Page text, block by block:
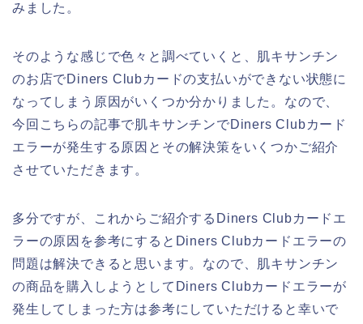
みました。
そのような感じで色々と調べていくと、肌キサンチン
のお店でDiners Clubカードの支払いができない状態に
なってしまう原因がいくつか分かりました。なので、
今回こちらの記事で肌キサンチンでDiners Clubカード
エラーが発生する原因とその解決策をいくつかご紹介
させていただきます。
多分ですが、これからご紹介するDiners Clubカードエ
ラーの原因を参考にするとDiners Clubカードエラーの
問題は解決できると思います。なので、肌キサンチン
の商品を購入しようとしてDiners Clubカードエラーが
発生してしまった方は参考にしていただけると幸いで